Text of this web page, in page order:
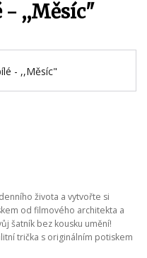
- ,,Měsíc"
života a vytvořte si
od filmového architekta a
šatník bez kousku umění!
trička s originálním potiskem